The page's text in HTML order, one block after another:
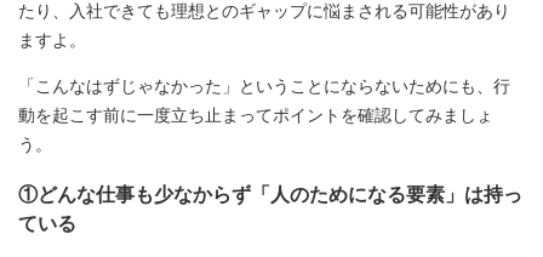
たり、入社できても理想とのギャップに悩まされる可能性があり
ますよ。
「こんなはずじゃなかった」ということにならないためにも、行
動を起こす前に一度立ち止まってポイントを確認してみましょ
う。
①どんな仕事も少なからず「人のためになる要素」は持っ
ている